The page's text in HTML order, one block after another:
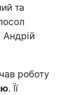
та
Андрій
роботу
. Її